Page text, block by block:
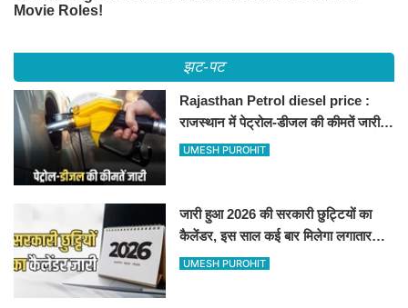
झट-पट
Rajasthan Petrol diesel price :
राजस्थान में पेट्रोल-डीजल की कीमतें जारी,
जानिए बीकानेर समेत पुरे प्रदेश में नए रेट
UMESH PUROHIT
जारी हुआ 2026 की सरकारी छुट्टियों का
कैलेंडर, इस साल कई बार मिलेगा लगातार
अवकाश, देखें
UMESH PUROHIT